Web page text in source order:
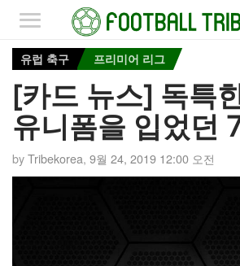
유럽 축구 프리미어 리그
[카드 뉴스] 독특
유니폼을 입었던
byTribekorea, 9월 24, 2019 12:00 오전